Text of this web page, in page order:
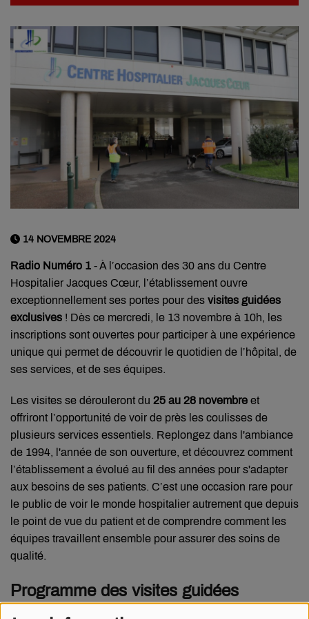
14 NOVEMBRE 2024
Radio Numéro 1 - À l’occasion des 30 ans du Centre
Hospitalier Jacques Cœur, l’établissement ouvre
exceptionnellement ses portes pour des visites guidées
exclusives ! Dès ce mercredi, le 13 novembre à 10h, les
inscriptions sont ouvertes pour participer à une expérience
unique qui permet de découvrir le quotidien de l’hôpital, de
ses services, et de ses équipes.
Les visites se dérouleront du 25 au 28 novembre et
offriront l’opportunité de voir de près les coulisses de
plusieurs services essentiels. Replongez dans l'ambiance
de 1994, l'année de son ouverture, et découvrez comment
l’établissement a évolué au fil des années pour s'adapter
aux besoins de ses patients. C’est une occasion rare pour
le public de voir le monde hospitalier autrement que depuis
le point de vue du patient et de comprendre comment les
équipes travaillent ensemble pour assurer des soins de
qualité.
Programme des visites guidées